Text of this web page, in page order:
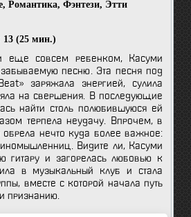
, Романтика, Фэнтези, Этти
13 (25 мин.)
еще совсем ребенком, Касуми
песню. Эта песня под
заряжала энергией, сулила
на свершения. В последующие
найти столь полюбившуюся ей
терпела неудачу. Впрочем, в
нечто куда более важное:
Видите ли, Касуми
гитару и загорелась любовью к
в музыкальный клуб и стала
вместе с которой начала путь
признанию.